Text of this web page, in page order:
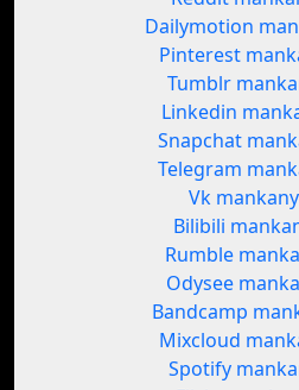
Dailymotion
Pinterest
Tumblr
Linkedin
Snapchat
Telegram
Vk
Bilibili
Rumble
Odysee
Bandcamp
Mixcloud
Spotify